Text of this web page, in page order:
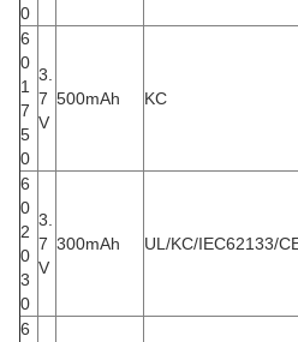
0
6
0
1
7
5
0
3.
7
V
500mAh KC
6
0
2
0
3
0
3.
7
V
300mAh UL/KC/IEC62133/
6